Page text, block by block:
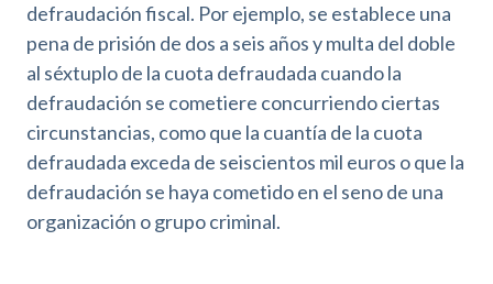
defraudación fiscal. Por ejemplo, se establece una
pena de prisión de dos a seis años y multa del doble
al séxtuplo de la cuota defraudada cuando la
defraudación se cometiere concurriendo ciertas
circunstancias, como que la cuantía de la cuota
defraudada exceda de seiscientos mil euros o que la
defraudación se haya cometido en el seno de una
organización o grupo criminal.